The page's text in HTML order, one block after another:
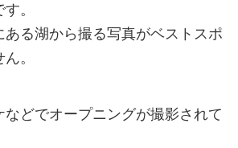
。
る湖から撮る写真がベストスポ
。
などでオープニングが撮影されて